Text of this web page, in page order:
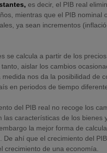
es decir, el PIB real
mientras que el PIB nominal
ya sean incrementos
se calcula a partir de los
aislar los cambios
nos da la posibilidad de
en periodos de tiempo
del PIB real no recoge los
las características de los bienes
la mejor forma de
De ahí que el crecimiento del
crecimiento de una economía.